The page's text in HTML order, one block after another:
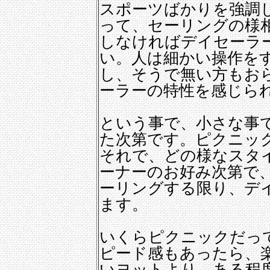
スポーツばかりを強調
って、セーリングの様
しなければデイセーラ
い。人は細かい操作を
し、そうで無い方もお
ーラーの特性を感じら
という事で、小さな事
た次第です。ピクニッ
それで、どの様なスタ
ーナーのお好み次第で
ーリングする限り、デ
ます。
いくらピクニックだっ
ピード感もあったら、